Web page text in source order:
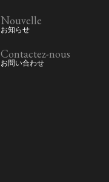
Nouvelle
お知らせ
Contactez-nous
お問い合わせ